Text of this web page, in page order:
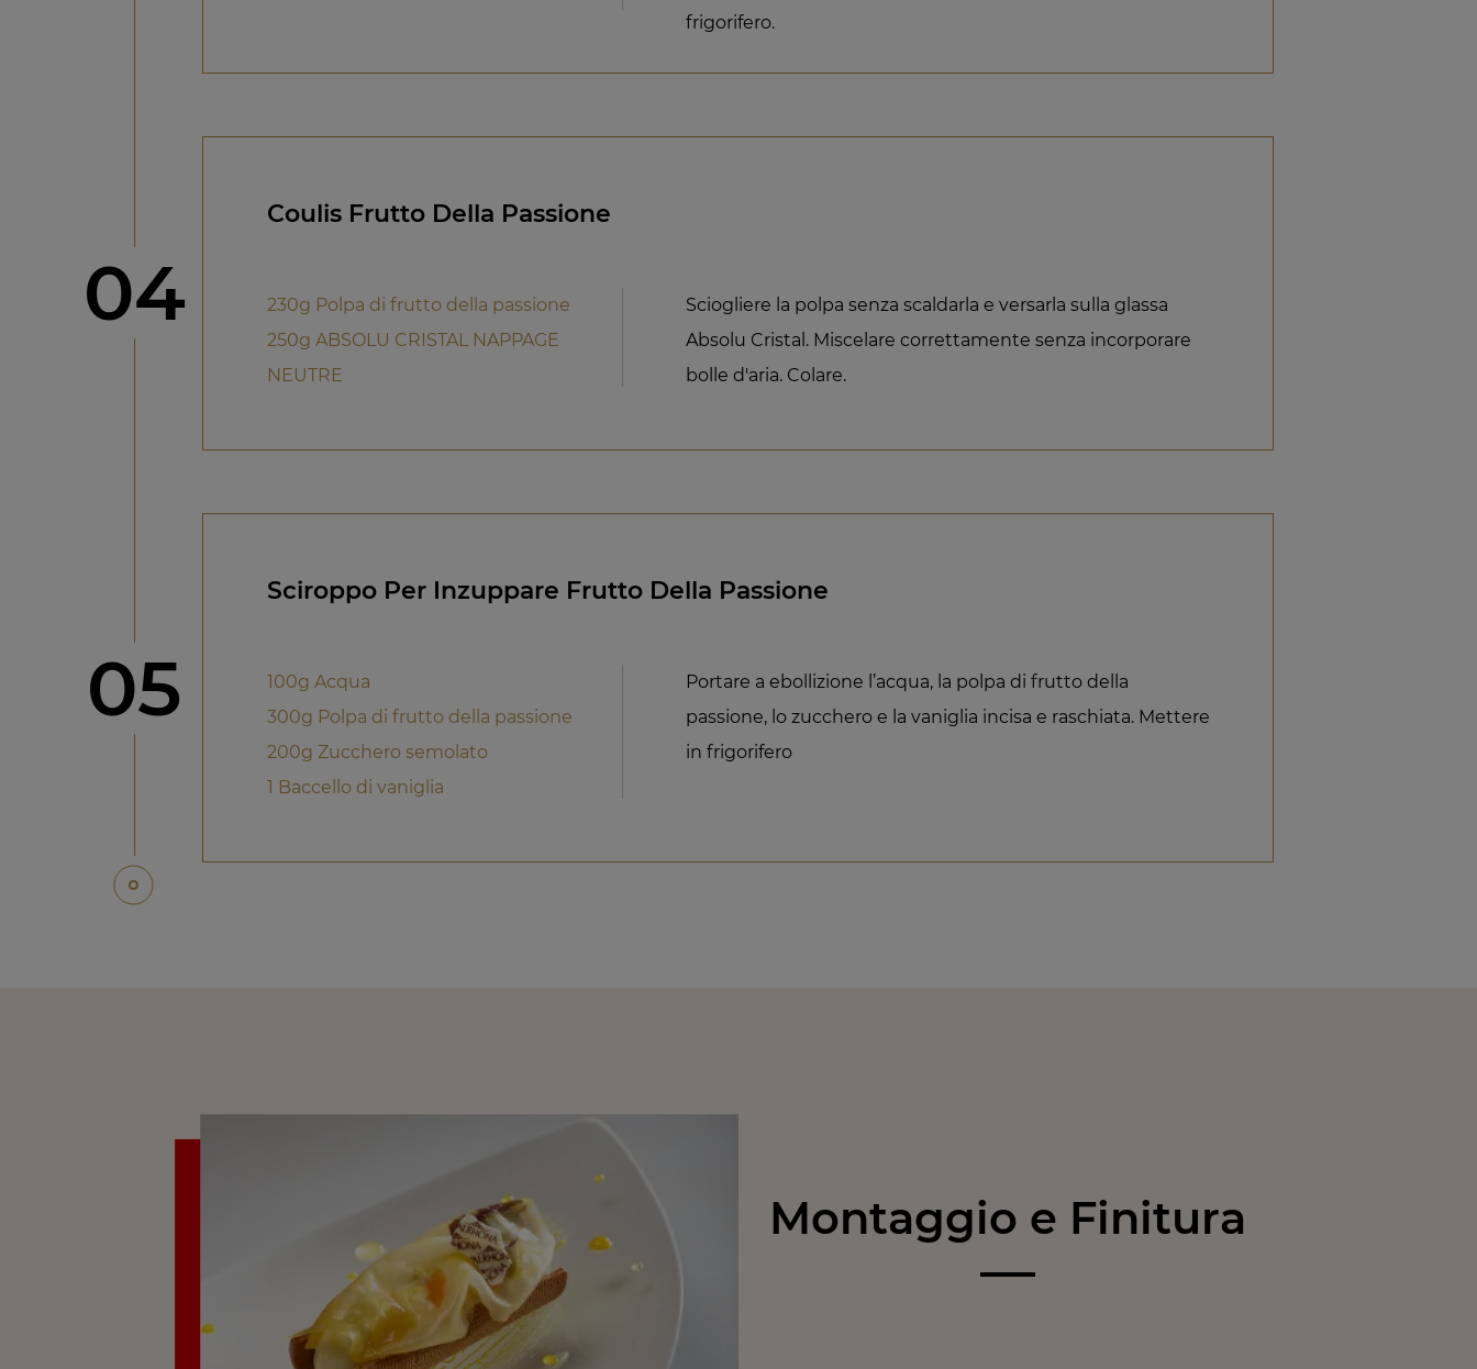
frigorifero.
Step
04
Coulis Frutto Della Passione
230g Polpa di frutto della passione
250g ABSOLU CRISTAL NAPPAGE
NEUTRE
Sciogliere la polpa senza scaldarla e versarla sulla glassa
Absolu Cristal. Miscelare correttamente senza incorporare
bolle d'aria. Colare.
Step
05
Sciroppo Per Inzuppare Frutto Della Passione
100g Acqua
300g Polpa di frutto della passione
200g Zucchero semolato
1 Baccello di vaniglia
Portare a ebollizione l’acqua, la polpa di frutto della
passione, lo zucchero e la vaniglia incisa e raschiata. Mettere
in frigorifero
Montaggio e Finitura